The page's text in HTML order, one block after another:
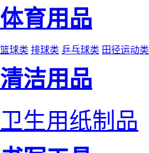
体育用品
篮球类 排球类 乒乓球类 田径运动类
清洁用品
卫生用纸制品